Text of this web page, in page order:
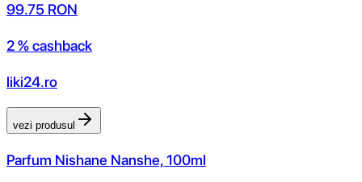
99.75 RON
2 % cashback
liki24.ro
vezi produsul
Parfum Nishane Nanshe, 100ml